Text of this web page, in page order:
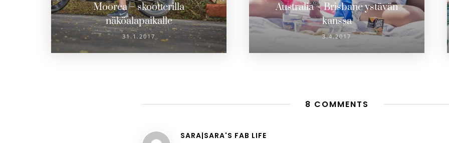
Moorea – skootterilla
näköalapaikalle
31.1.2017
Australia – Brisbane ystävän
kanssa
3.4.2017
8 COMMENTS
SARA|SARA'S FAB LIFE